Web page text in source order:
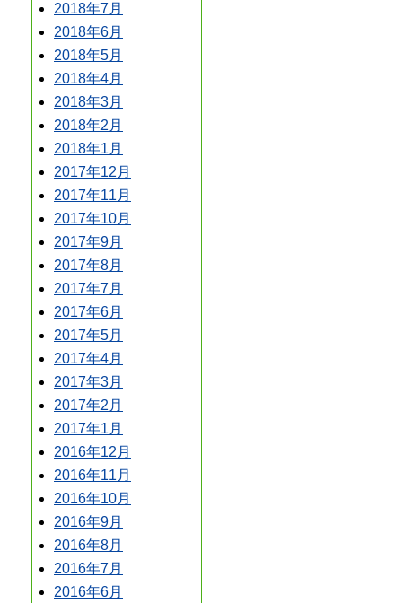
2018年7月
2018年6月
2018年5月
2018年4月
2018年3月
2018年2月
2018年1月
2017年12月
2017年11月
2017年10月
2017年9月
2017年8月
2017年7月
2017年6月
2017年5月
2017年4月
2017年3月
2017年2月
2017年1月
2016年12月
2016年11月
2016年10月
2016年9月
2016年8月
2016年7月
2016年6月